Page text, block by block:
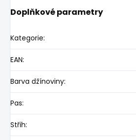
Doplňkové parametry
Kategorie:
EAN:
Barva džínoviny:
Pas:
Střih: